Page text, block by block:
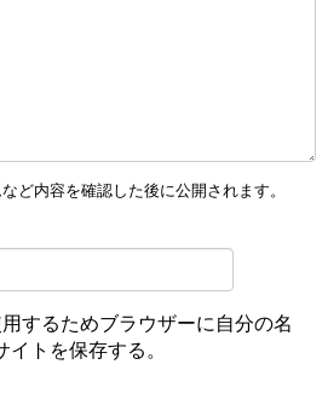
ど内容を確認した後に公開されます。
するためブラウザーに自分の名
トを保存する。